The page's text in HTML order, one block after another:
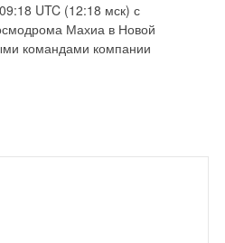
UTC (12:18 мск) с
Махиа в Новой
командами компании